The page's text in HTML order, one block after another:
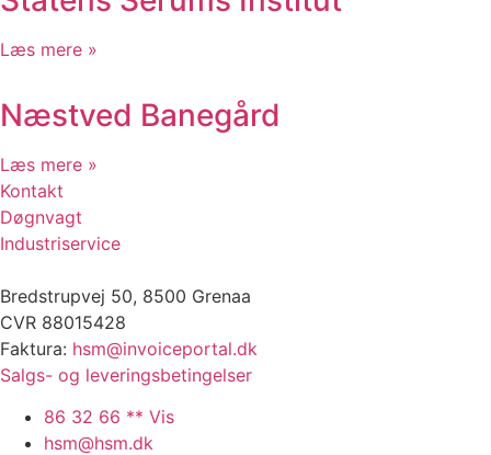
Inddamperanlæg DDGF
Sammenlægning af produktionslinjer
ATEX-arbejde i produktionsområde
Transmissionsledning Lubker-Ramten
Byggeri
Bygge & Anlæg
Helikopterplatform Viborg
Stormflodssikring
Læs mere »
Næstved Banegård
Læs mere »
Kontakt
Døgnvagt
Industriservice
Bredstrupvej 50, 8500 Grenaa
CVR 88015428
Faktura: hsm@invoiceportal.dk
Salgs- og leveringsbetingelser
86 32 66 ** Vis
hsm@hsm.dk